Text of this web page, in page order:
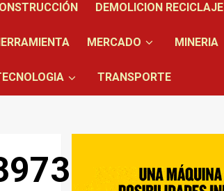
DEMOLICION RECICLAJE
MERCADO MINERIA
TRANSPORTE